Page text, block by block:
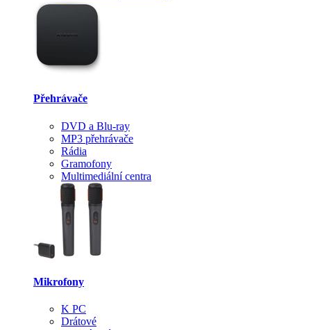
Přehrávače
DVD a Blu-ray
MP3 přehrávače
Rádia
Gramofony
Multimediální centra
Mikrofony
K PC
Drátové